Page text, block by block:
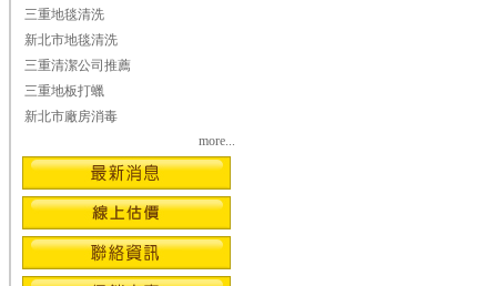
三重地毯清洗
新北市地毯清洗
三重清潔公司推薦
三重地板打蠟
新北市廠房消毒
more...